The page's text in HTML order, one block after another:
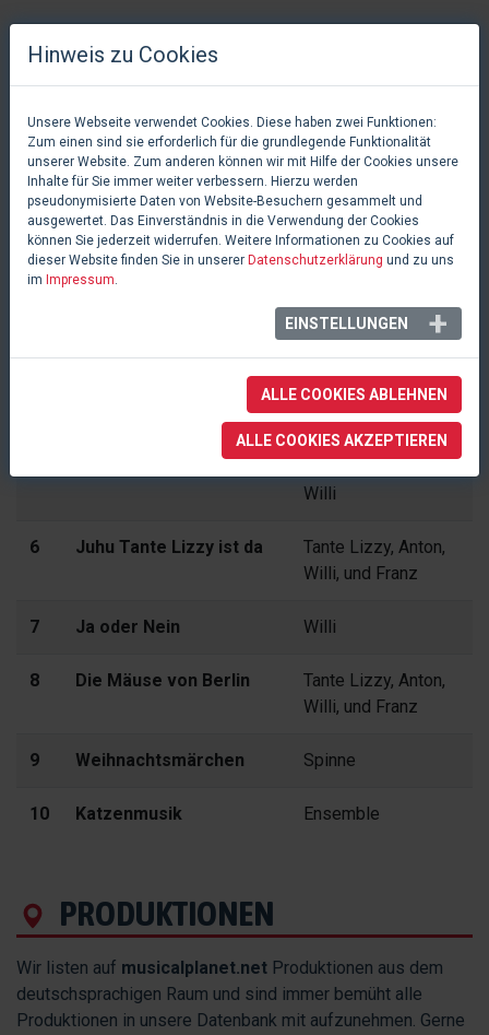
SONGS
# TITEL INTERPRETEN
1
Eine Maus muss flink
sein
Franz, und Willi
2 Das Wunderkind
Willi
Eine Maus hält niemand
Franz
Willi
6 Juhu Tante Lizzy ist da
Tante Lizzy, Anton,
Willi, und Franz
7 Ja oder Nein Willi
8 Die Mäuse von Berlin
Tante Lizzy, Anton,
Willi, und Franz
9 Weihnachtsmärchen Spinne
10 Katzenmusik Ensemble
PRODUKTIONEN
Wir listen auf musicalplanet.net Produktionen aus dem
deutschsprachigen Raum und sind immer bemüht alle
Produktionen in unsere Datenbank mit aufzunehmen. Gerne
Hinweis zu Cookies
Unsere Webseite verwendet Cookies. Diese haben zwei Funktionen:
Zum einen sind sie erforderlich für die grundlegende Funktionalität
unserer Website. Zum anderen können wir mit Hilfe der Cookies unsere
Inhalte für Sie immer weiter verbessern. Hierzu werden
pseudonymisierte Daten von Website-Besuchern gesammelt und
ausgewertet. Das Einverständnis in die Verwendung der Cookies
können Sie jederzeit widerrufen. Weitere Informationen zu Cookies auf
dieser Website finden Sie in unserer Datenschutzerklärung und zu uns
im Impressum
EINSTELLUNGEN
ALLE COOKIES ABLEHNEN
ALLE COOKIES AKZEPTIEREN